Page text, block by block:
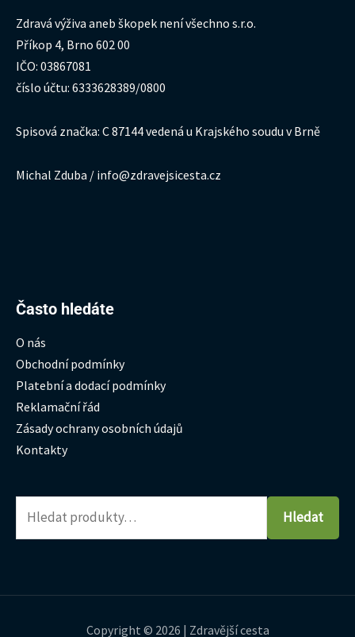
Zdravá výživa aneb škopek není všechno s.r.o.
Příkop 4, Brno 602 00
IČO: 03867081
číslo účtu: 6333628389/0800
Spisová značka: C 87144 vedená u Krajského soudu v Brně
Michal Zduba / info@zdravejsicesta.cz
Často hledáte
O nás
Obchodní podmínky
Platební a dodací podmínky
Reklamační řád
Zásady ochrany osobních údajů
Kontakty
Hledat:
Hledat
Copyright © 2026 | Zdravější cesta